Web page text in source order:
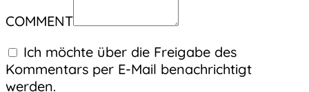
COMMENT
Ich möchte über die Freigabe des
Kommentars per E-Mail benachrichtigt
werden.